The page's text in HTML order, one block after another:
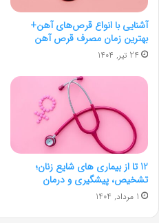
آشنایی با انواع قرص‌های آهن+
بهترین زمان مصرف قرص آهن
24 تیر, 1404
12 تا از بیماری های شایع زنان؛
تشخیص، پیشگیری و درمان
1 مرداد, 1404